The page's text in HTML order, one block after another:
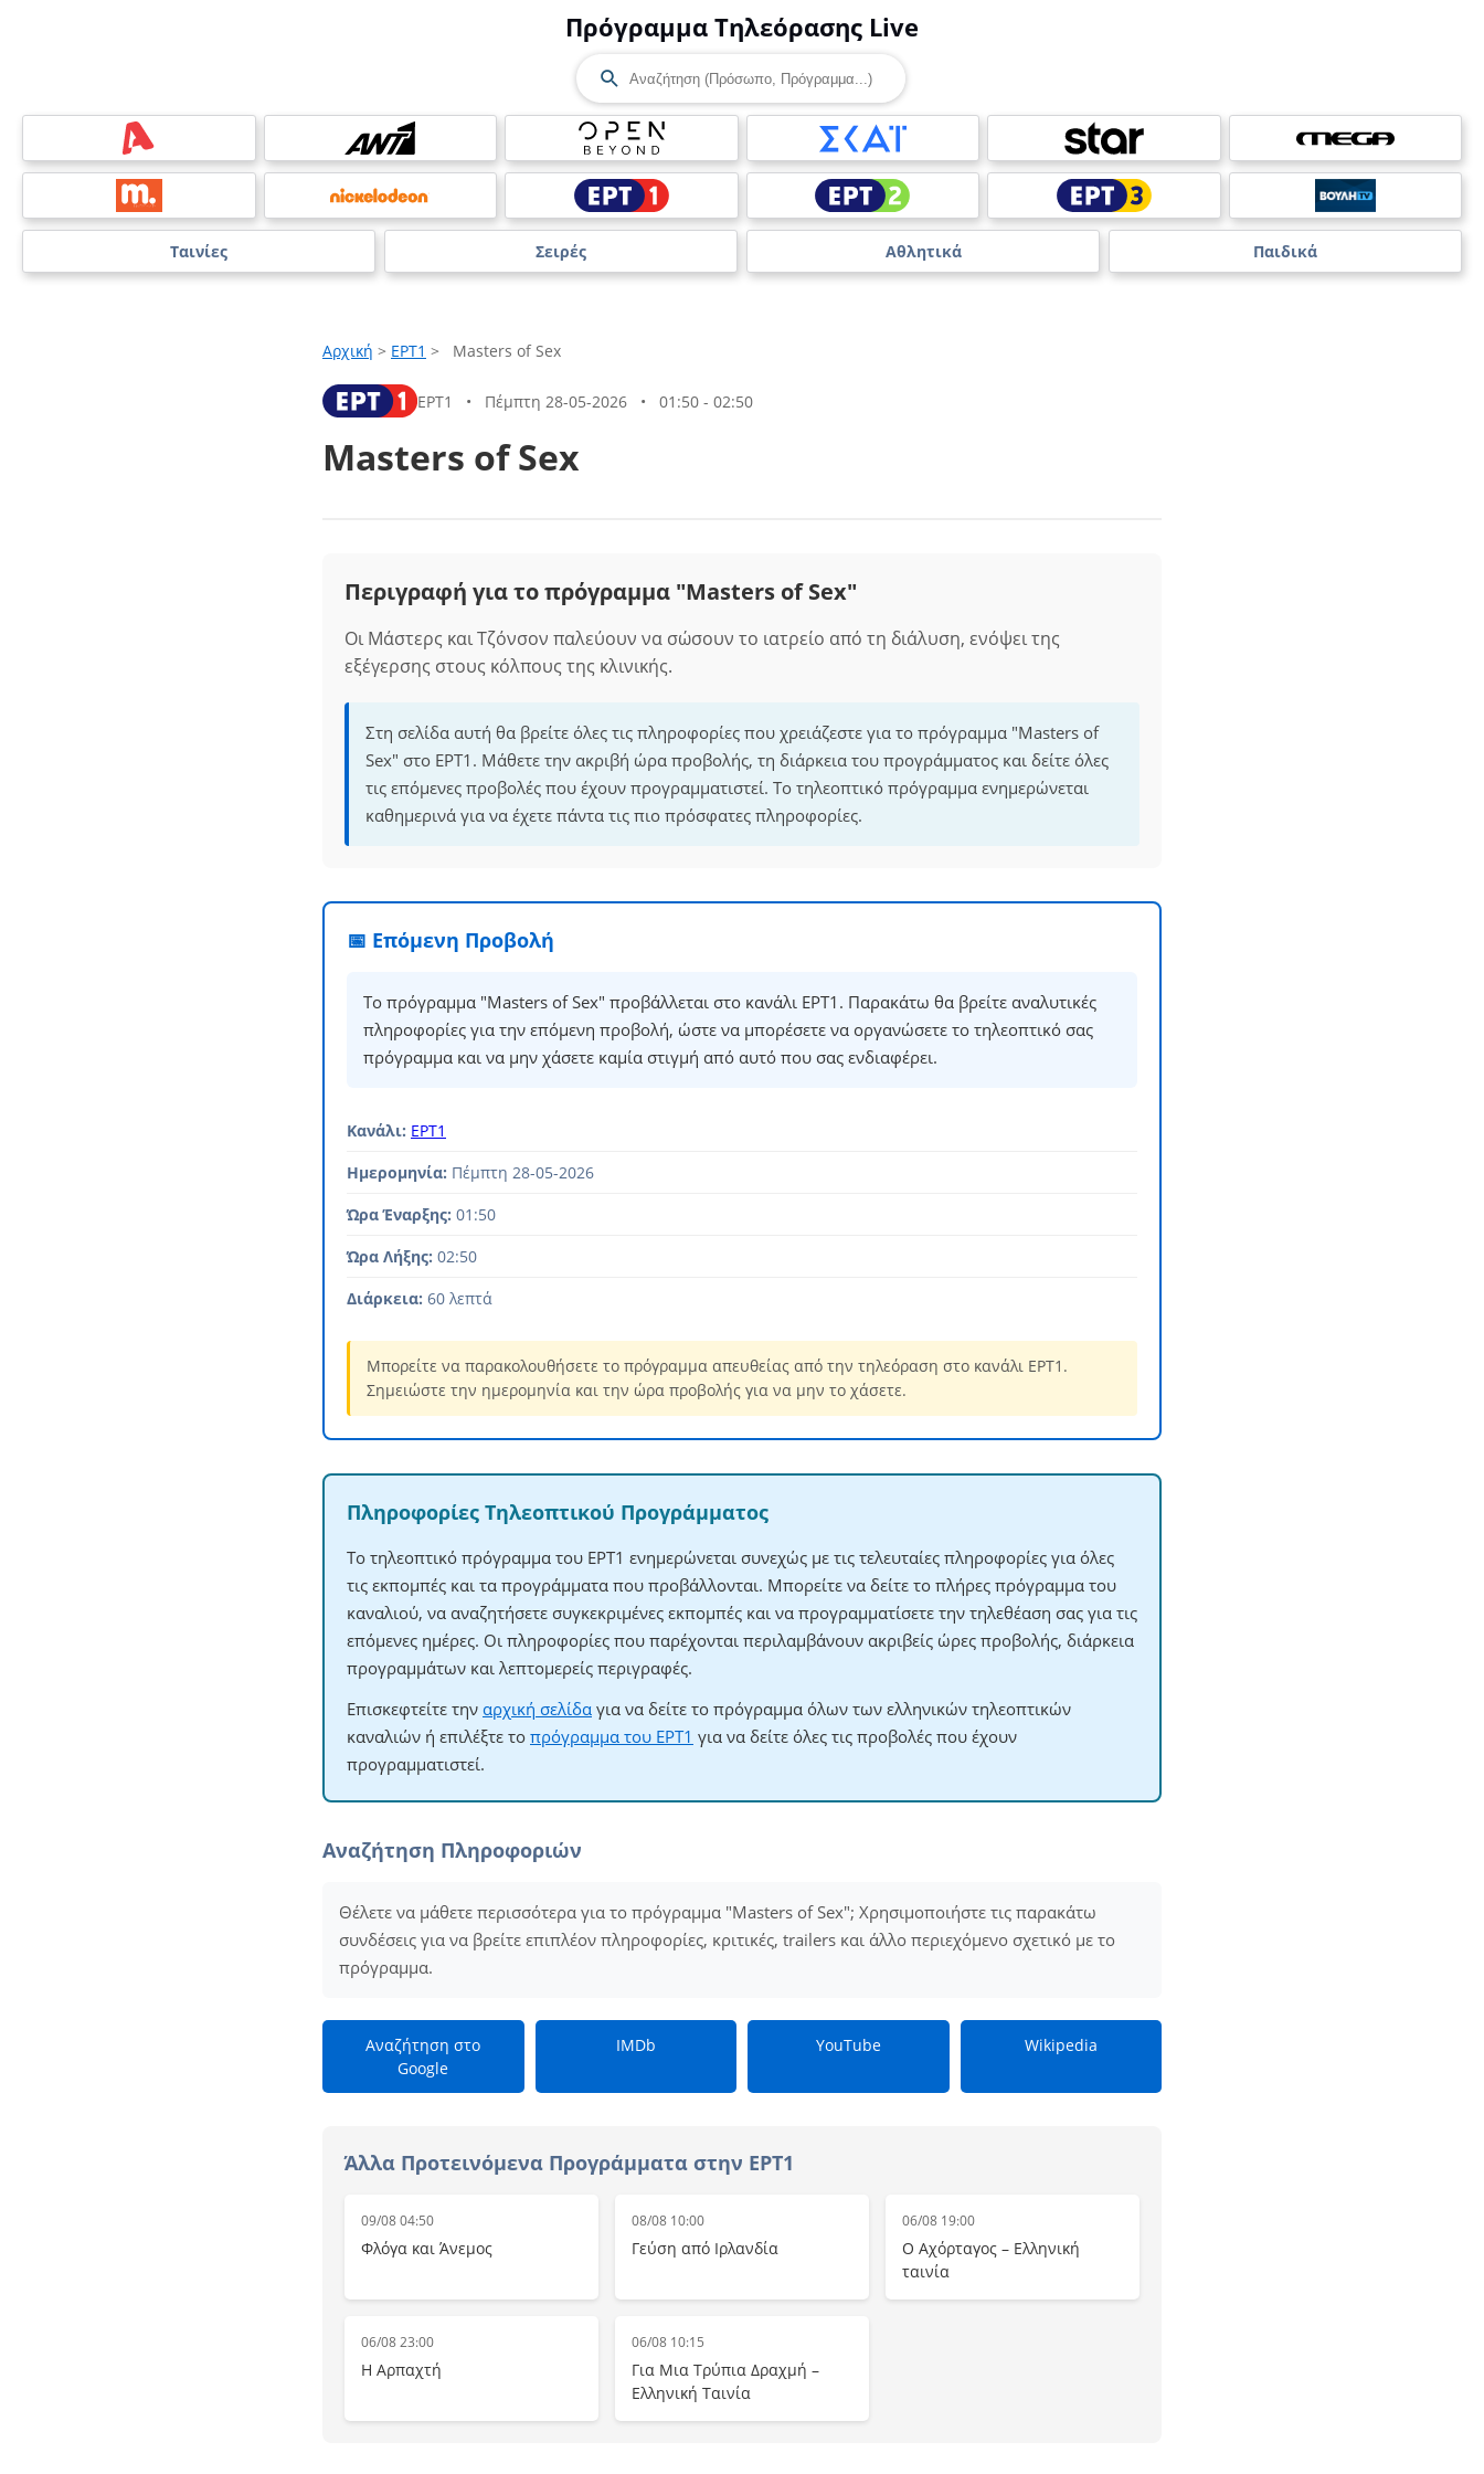
Πρόγραμμα Τηλεόρασης Live
Ταινίες Σειρές Αθλητικά Παιδικά
Αρχική > ΕΡΤ1 > Masters of Sex
ΕΡΤ1 • Πέμπτη 28-05-2026 • 01:50 - 02:50
Masters of Sex
Περιγραφή για το πρόγραμμα "Masters of Sex"
Οι Μάστερς και Τζόνσον παλεύουν να σώσουν το ιατρείο από τη διάλυση, ενόψει της
εξέγερσης στους κόλπους της κλινικής.
Στη σελίδα αυτή θα βρείτε όλες τις πληροφορίες που χρειάζεστε για το πρόγραμμα "Masters of
Sex" στο ΕΡΤ1. Μάθετε την ακριβή ώρα προβολής, τη διάρκεια του προγράμματος και δείτε όλες
τις επόμενες προβολές που έχουν προγραμματιστεί. Το τηλεοπτικό πρόγραμμα ενημερώνεται
καθημερινά για να έχετε πάντα τις πιο πρόσφατες πληροφορίες.
📅 Επόμενη Προβολή
Το πρόγραμμα "Masters of Sex" προβάλλεται στο κανάλι ΕΡΤ1. Παρακάτω θα βρείτε αναλυτικές
πληροφορίες για την επόμενη προβολή, ώστε να μπορέσετε να οργανώσετε το τηλεοπτικό σας
πρόγραμμα και να μην χάσετε καμία στιγμή από αυτό που σας ενδιαφέρει.
Κανάλι: ΕΡΤ1
Ημερομηνία: Πέμπτη 28-05-2026
Ώρα Έναρξης: 01:50
Ώρα Λήξης: 02:50
Διάρκεια: 60 λεπτά
Μπορείτε να παρακολουθήσετε το πρόγραμμα απευθείας από την τηλεόραση στο κανάλι ΕΡΤ1.
Σημειώστε την ημερομηνία και την ώρα προβολής για να μην το χάσετε.
Πληροφορίες Τηλεοπτικού Προγράμματος
Το τηλεοπτικό πρόγραμμα του ΕΡΤ1 ενημερώνεται συνεχώς με τις τελευταίες πληροφορίες για όλες
τις εκπομπές και τα προγράμματα που προβάλλονται. Μπορείτε να δείτε το πλήρες πρόγραμμα του
καναλιού, να αναζητήσετε συγκεκριμένες εκπομπές και να προγραμματίσετε την τηλεθέαση σας για τις
επόμενες ημέρες. Οι πληροφορίες που παρέχονται περιλαμβάνουν ακριβείς ώρες προβολής, διάρκεια
προγραμμάτων και λεπτομερείς περιγραφές.
Επισκεφτείτε την αρχική σελίδα για να δείτε το πρόγραμμα όλων των ελληνικών τηλεοπτικών
καναλιών ή επιλέξτε το πρόγραμμα του ΕΡΤ1 για να δείτε όλες τις προβολές που έχουν
προγραμματιστεί.
Αναζήτηση Πληροφοριών
Θέλετε να μάθετε περισσότερα για το πρόγραμμα "Masters of Sex"; Χρησιμοποιήστε τις παρακάτω
συνδέσεις για να βρείτε επιπλέον πληροφορίες, κριτικές, trailers και άλλο περιεχόμενο σχετικό με το
πρόγραμμα.
Αναζήτηση στο
Google
IMDb YouTube Wikipedia
Άλλα Προτεινόμενα Προγράμματα στην ΕΡΤ1
09/08 04:50
Φλόγα και Άνεμος
08/08 10:00
Γεύση από Ιρλανδία
06/08 19:00
Ο Αχόρταγος – Ελληνική
ταινία
06/08 23:00
Η Αρπαχτή
06/08 10:15
Για Μια Τρύπια Δραχμή –
Ελληνική Ταινία